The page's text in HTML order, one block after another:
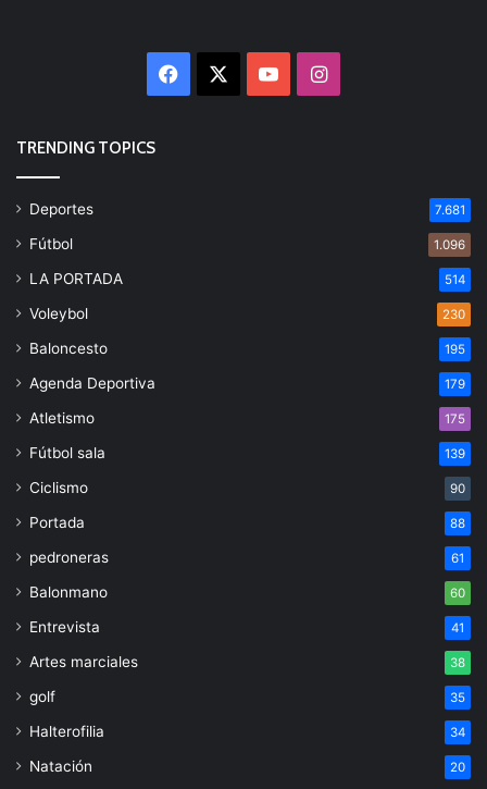
Facebook YouTubeInstagram
TRENDING TOPICS
Deportes 7.681
Fútbol 1.096
LA PORTADA 514
Voleybol 230
Baloncesto 195
Agenda Deportiva 179
Atletismo 175
Fútbol sala 139
Ciclismo 90
Portada 88
pedroneras 61
Balonmano 60
Entrevista 41
Artes marciales 38
golf 35
Halterofilia 34
Natación 20